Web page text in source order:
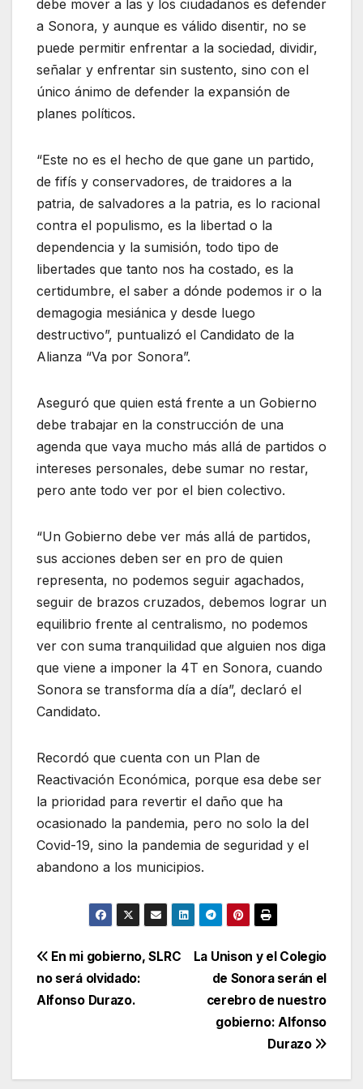
debe mover a las y los ciudadanos es defender
a Sonora, y aunque es válido disentir, no se
puede permitir enfrentar a la sociedad, dividir,
señalar y enfrentar sin sustento, sino con el
único ánimo de defender la expansión de
planes políticos.
“Este no es el hecho de que gane un partido,
de fifís y conservadores, de traidores a la
patria, de salvadores a la patria, es lo racional
contra el populismo, es la libertad o la
dependencia y la sumisión, todo tipo de
libertades que tanto nos ha costado, es la
certidumbre, el saber a dónde podemos ir o la
demagogia mesiánica y desde luego
destructivo”, puntualizó el Candidato de la
Alianza “Va por Sonora”.
Aseguró que quien está frente a un Gobierno
debe trabajar en la construcción de una
agenda que vaya mucho más allá de partidos o
intereses personales, debe sumar no restar,
pero ante todo ver por el bien colectivo.
“Un Gobierno debe ver más allá de partidos,
sus acciones deben ser en pro de quien
representa, no podemos seguir agachados,
seguir de brazos cruzados, debemos lograr un
equilibrio frente al centralismo, no podemos
ver con suma tranquilidad que alguien nos diga
que viene a imponer la 4T en Sonora, cuando
Sonora se transforma día a día”, declaró el
Candidato.
Recordó que cuenta con un Plan de
Reactivación Económica, porque esa debe ser
la prioridad para revertir el daño que ha
ocasionado la pandemia, pero no solo la del
Covid-19, sino la pandemia de seguridad y el
abandono a los municipios.
Navegación
de
La Unison y el Colegio
de Sonora serán el
cerebro de nuestro
gobierno: Alfonso
Durazo
En mi gobierno, SLRC
no será olvidado:
Alfonso Durazo.